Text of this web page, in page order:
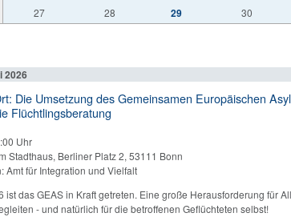
27 28 29 30
2026
Die Umsetzung des Gemeinsamen Europäischen
Flüchtlingsberatung
Uhr
Stadthaus, Berliner Platz 2, 53111 Bonn
Amt für Integration und Vielfalt
ist das GEAS in Kraft getreten. Eine große Herausforderung für
- und natürlich für die betroffenen Geflüchteten selbst!